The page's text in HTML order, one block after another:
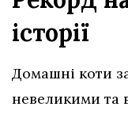
історії
Домашні коти
невеликими та